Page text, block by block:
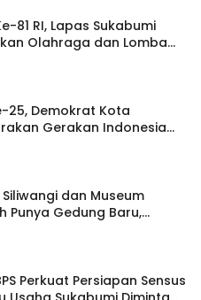
81 RI, Lapas Sukabumi
Olahraga dan Lomba
25, Demokrat Kota
Gerakan Indonesia
Masjid Agung
dan Museum
Punya Gedung Baru,
Dipisahkan
Perkuat Persiapan Sensus